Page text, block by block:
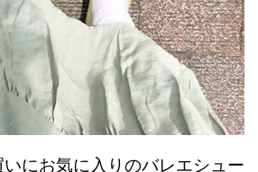
にお気に入りのバレエシュー